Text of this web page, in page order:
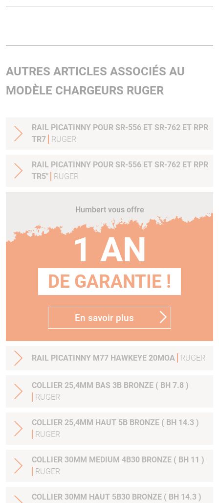
AUTRES ARTICLES ASSOCIÉS AU
MODÈLE CHARGEURS RUGER
RAIL PICATINNY POUR SR-556 ET SR-762 ET RPR
TR7
RUGER
RAIL PICATINNY POUR SR-556 ET SR-762 ET RPR
TR5"
RUGER
Humbert vous offre
1 AN
DE GARANTIE !
En savoir plus
RAIL PICATINNY M77 HAWKEYE 20MOA RUGER
COLLIER 25,4MM BAS 3B BRONZE ( BH 7.8 )
RUGER
COLLIER 25,4MM HAUT 5B BRONZE ( BH 14.3 )
RUGER
COLLIER 30MM MEDIUM 4B30 BRONZE ( BH 11 )
RUGER
COLLIER 30MM HAUT 5B30 BRONZE ( BH 14.3 )